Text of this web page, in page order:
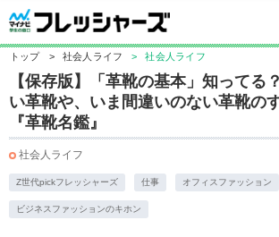
トップ > 社会人ライフ > 社会人ライフ
【保存版】「革靴の基本」知ってる
い革靴や、いま間違いのない革靴の
『革靴名鑑』
社会人ライフ
Z世代pickフレッシャーズ 仕事 オフィスファッション
ビジネスファッションのキホン